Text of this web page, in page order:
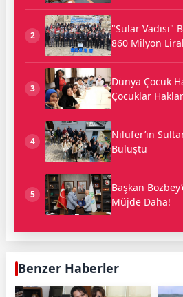
2
"Sular Vadisi"
860 Milyon
3
Dünya Çocuk
Çocuklar
4
Nilüfer’in
Buluştu
5
Başkan
Müjde Daha!
Benzer Haberler